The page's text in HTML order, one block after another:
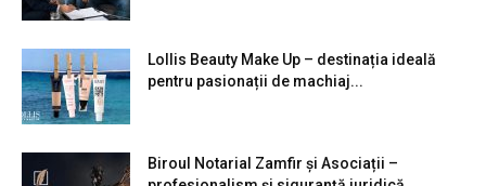
Lollis Beauty Make Up – destinația ideală
pentru pasionații de machiaj...
Biroul Notarial Zamfir și Asociații –